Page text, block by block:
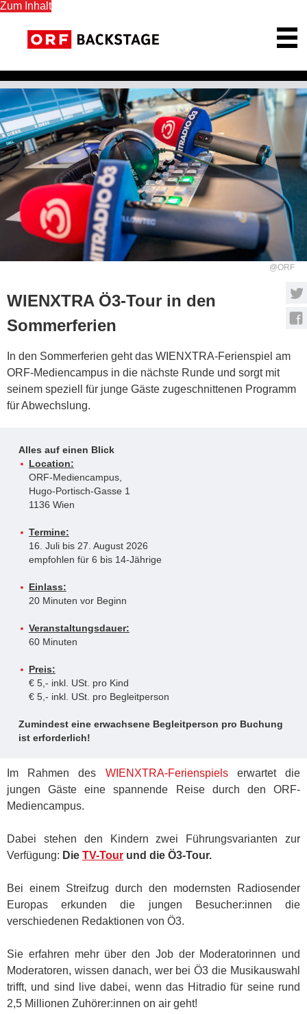
Zum Inhalt
ORF Backstage Startseite
@ORF
WIENXTRA Ö3-Tour in den
Sommerferien
In den Sommerferien geht das WIENXTRA-Ferienspiel am
ORF-Mediencampus in die nächste Runde und sorgt mit
seinem speziell für junge Gäste zugeschnittenen Programm
für Abwechslung.
Alles auf einen Blick
Location:
ORF-Mediencampus,
Hugo-Portisch-Gasse 1
1136 Wien
Termine:
16. Juli bis 27. August 2026
empfohlen für 6 bis 14-Jährige
Einlass:
20 Minuten vor Beginn
Veranstaltungsdauer:
60 Minuten
Preis:
€ 5,- inkl. USt. pro Kind
€ 5,- inkl. USt. pro Begleitperson
Zumindest eine erwachsene Begleitperson pro Buchung
ist erforderlich!
Im Rahmen des WIENXTRA‑Ferienspiels
erwartet die
jungen Gäste eine spannende Reise durch den ORF-
Mediencampus.
Dabei stehen den Kindern zwei Führungsvarianten zur
Verfügung: Die TV-Tour und die Ö3-Tour.
Bei einem Streifzug durch den modernsten Radiosender
Europas erkunden die jungen Besucher:innen die
verschiedenen Redaktionen von Ö3.
Sie erfahren mehr über den Job der Moderatorinnen und
Moderatoren, wissen danach, wer bei Ö3 die Musikauswahl
trifft, und sind live dabei, wenn das Hitradio für seine rund
2,5 Millionen Zuhörer:innen on air geht!